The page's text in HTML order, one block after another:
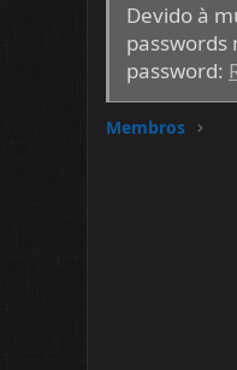
Devido à
passwords
password:
Membros